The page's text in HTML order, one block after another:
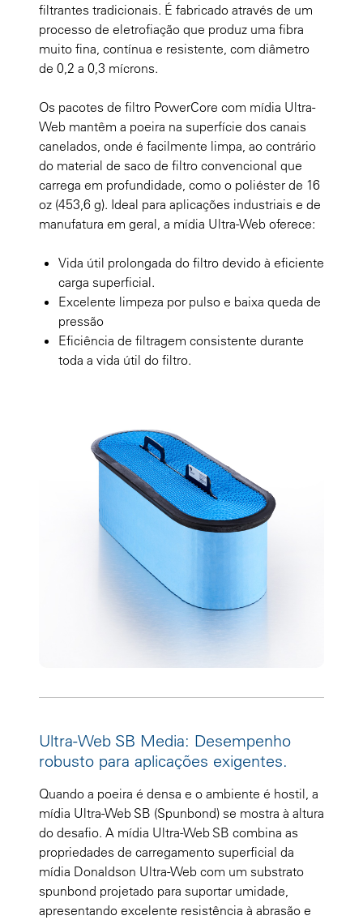
filtrantes tradicionais. É fabricado através de um
processo de eletrofiação que produz uma fibra
muito fina, contínua e resistente, com diâmetro
de 0,2 a 0,3 mícrons.
Os pacotes de filtro PowerCore com mídia Ultra-
Web mantêm a poeira na superfície dos canais
canelados, onde é facilmente limpa, ao contrário
do material de saco de filtro convencional que
carrega em profundidade, como o poliéster de 16
oz (453,6 g). Ideal para aplicações industriais e de
manufatura em geral, a mídia Ultra-Web oferece:
Vida útil prolongada do filtro devido à eficiente
carga superficial.
Excelente limpeza por pulso e baixa queda de
pressão
Eficiência de filtragem consistente durante
toda a vida útil do filtro.
Ultra-Web SB Media: Desempenho
robusto para aplicações exigentes.
Quando a poeira é densa e o ambiente é hostil, a
mídia Ultra-Web SB (Spunbond) se mostra à altura
do desafio. A mídia Ultra-Web SB combina as
propriedades de carregamento superficial da
mídia Donaldson Ultra-Web com um substrato
spunbond projetado para suportar umidade,
apresentando excelente resistência à abrasão e